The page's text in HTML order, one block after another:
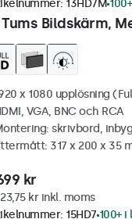
Tums Bildskärm,
13HD7M
x 1080 upplösning
VGA, BNC och RCA
skrivbord,
317 x 200 x 35
kr
kr inkl. moms
15HD7 100+ i